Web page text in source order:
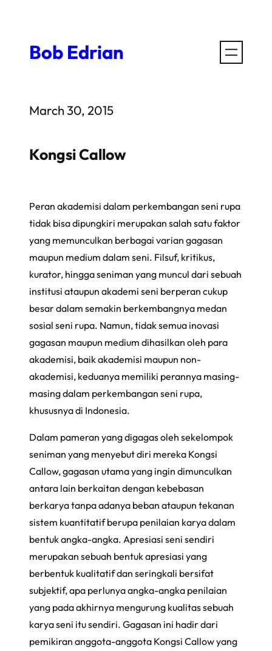
contentBob Edrian
March 30, 2015
Kongsi Callow
Peran akademisi dalam perkembangan seni rupa
tidak bisa dipungkiri merupakan salah satu faktor
yang memunculkan berbagai varian gagasan
maupun medium dalam seni. Filsuf, kritikus,
kurator, hingga seniman yang muncul dari sebuah
institusi ataupun akademi seni berperan cukup
besar dalam semakin berkembangnya medan
sosial seni rupa. Namun, tidak semua inovasi
gagasan maupun medium dihasilkan oleh para
akademisi, baik akademisi maupun non-
akademisi, keduanya memiliki perannya masing-
masing dalam perkembangan seni rupa,
khususnya di Indonesia.
Dalam pameran yang digagas oleh sekelompok
seniman yang menyebut diri mereka Kongsi
Callow, gagasan utama yang ingin dimunculkan
antara lain berkaitan dengan kebebasan
berkarya tanpa adanya beban ataupun tekanan
sistem kuantitatif berupa penilaian karya dalam
bentuk angka-angka. Apresiasi seni sendiri
merupakan sebuah bentuk apresiasi yang
berbentuk kualitatif dan seringkali bersifat
subjektif, apa perlunya angka-angka penilaian
yang pada akhirnya mengurung kualitas sebuah
karya seni itu sendiri. Gagasan ini hadir dari
pemikiran anggota-anggota Kongsi Callow yang